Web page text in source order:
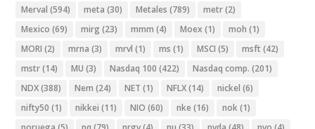
Merval (594) meta (30) Metales (789) metr(2)
Mexico (69) mirg (23) mmm (4) Moex (1) moh (1)
MORI (2) mrna (3) mrvl (1) ms (1) MSCI (5) msft (42)
mstr(14) MU (3) Nasdaq 100 (422) Nasdaq comp. (201)
NDX(388) Nem (24) NET (1) NFLX(14) nickel (6)
nifty50 (1) nikkei (11) NIO (60) nke (16) nok(1)